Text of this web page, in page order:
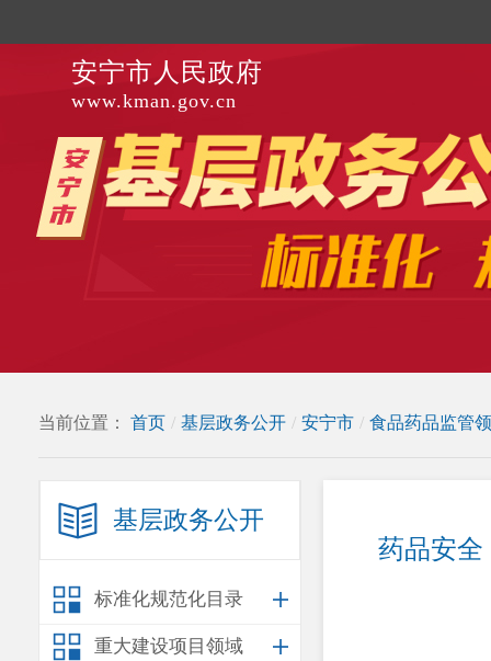
安宁市人民政府
www.kman.gov.cn
当前位置： 首页 / 基层政务公开 / 安宁市 / 食品药品监管
基层政务公开
标准化规范化目录
重大建设项目领域
药品安